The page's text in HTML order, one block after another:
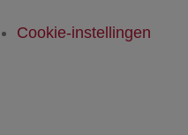
Cookie-instellingen